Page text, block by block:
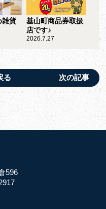
雑貨
基山町商品券取扱
店です♪
2026.7.27
る 次の記事
596